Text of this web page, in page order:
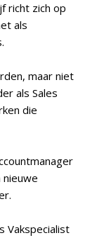
richt zich op
als
maar niet
als Sales
die
nieuwe
Vakspecialist